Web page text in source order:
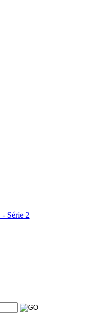
Série 2